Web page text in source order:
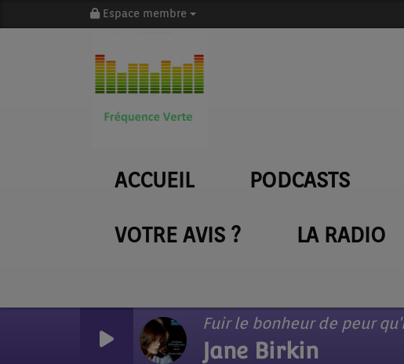
Espace membre
ACCUEIL PODCASTS
VOTRE AVIS ? LA RADIO
Jane Birkin